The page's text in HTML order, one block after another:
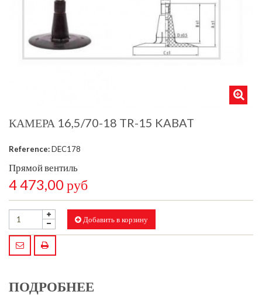
КАМЕРА 16,5/70-18 TR-15 KABAT
Reference:DEC178
Прямой вентиль
4 473,00 руб
Добавить в корзину
ПОДРОБНЕЕ